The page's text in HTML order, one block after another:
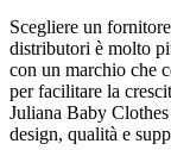
Scegliere un
distributori è molto
con un marchio che
per facilitare la
Juliana Baby
design, qualità e